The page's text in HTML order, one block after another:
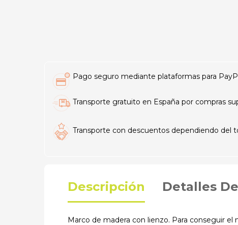
Pago seguro mediante plataformas para
Transporte gratuito en España por compras
Transporte con descuentos dependiendo del
Descripción Detalles
Marco de madera con lienzo. Para conseguir